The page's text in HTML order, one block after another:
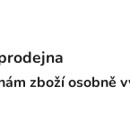
zboží osobně